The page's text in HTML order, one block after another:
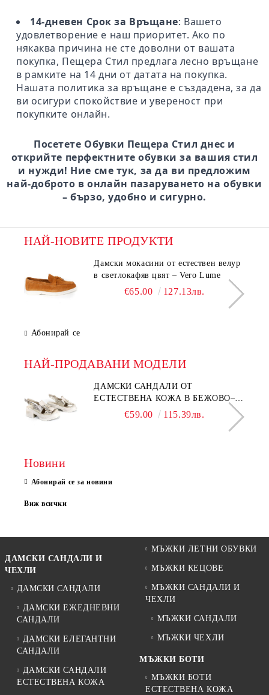
14-дневен Срок за Връщане: Вашето
удовлетворение е наш приоритет. Ако по
някаква причина не сте доволни от вашата
покупка, Пещера Стил предлага лесно връщане
в рамките на 14 дни от датата на покупка.
Нашата политика за връщане е създадена, за да
ви осигури спокойствие и увереност при
покупките онлайн.
Посетете Обувки Пещера Стил днес и
открийте перфектните обувки за вашия стил
и нужди! Ние сме тук, за да ви предложим
най-доброто в онлайн пазаруването на обувки
– бързо, удобно и сигурно.
НАЙ-НОВИТЕ ПРОДУКТИ
Дамски мокасини от естествен велур
в светлокафяв цвят – Vero Lume
€65.00 127.13лв.
Абонирай се
НАЙ-ПРОДАВАНИ МОДЕЛИ
ДАМСКИ САНДАЛИ ОТ
ЕСТЕСТВЕНА КОЖА В БЕЖОВО–
МОДЕЛ NOVA.
€59.00 115.39лв.
Новини
Абонирай се за новини
Виж всички
ДАМСКИ САНДАЛИ И
ЧЕХЛИ
ДАМСКИ САНДАЛИ
ДАМСКИ ЕЖЕДНЕВНИ
САНДАЛИ
ДАМСКИ ЕЛЕГАНТНИ
САНДАЛИ
ДАМСКИ САНДАЛИ
ЕСТЕСТВЕНА КОЖА
МЪЖКИ ЛЕТНИ ОБУВКИ
МЪЖКИ КЕЦОВЕ
МЪЖКИ САНДАЛИ И
ЧЕХЛИ
МЪЖКИ САНДАЛИ
МЪЖКИ ЧЕХЛИ
МЪЖКИ БОТИ
МЪЖКИ БОТИ
ЕСТЕСТВЕНА КОЖА